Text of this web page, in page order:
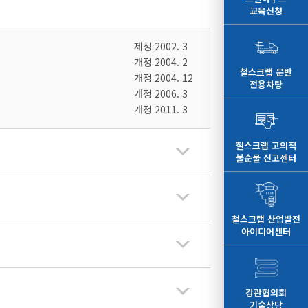
제정 2002. 3
개정 2004. 2
개정 2004. 12
개정 2006. 3
개정 2011. 3
교육신청
철스크랩 운반
전용차량
철스크랩 고의적
불순물 신고센터
철스크랩 산업발전
아이디어센터
강관협의회
기술상담